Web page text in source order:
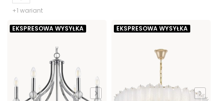
+1 wariant
EKSPRESOWA WYSYŁKA EKSPRESOWA WYSYŁKA